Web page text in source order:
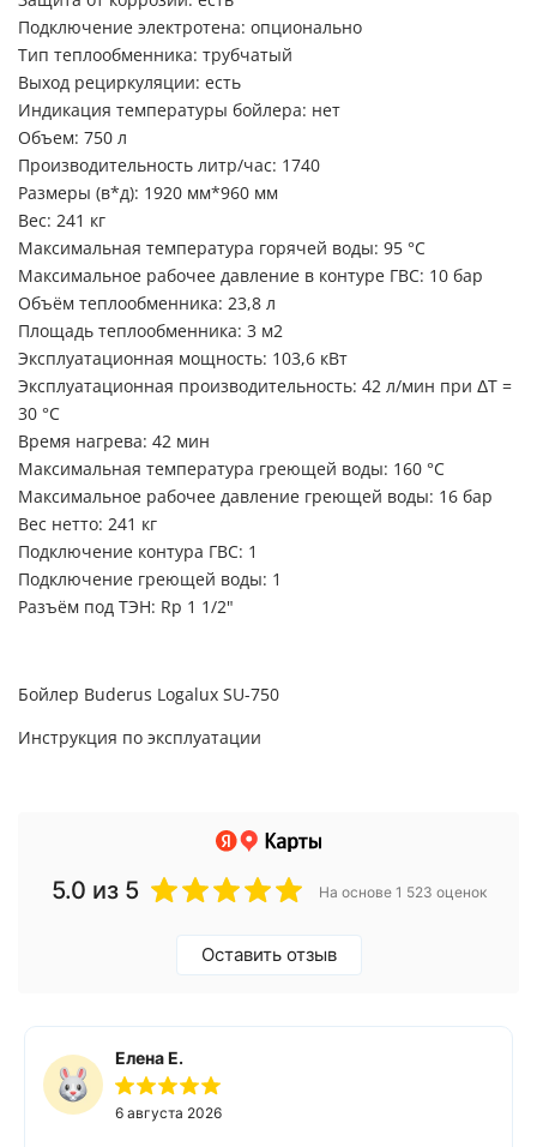
Подключение электротена: опционально
Тип теплообменника: трубчатый
Выход рециркуляции: есть
Индикация температуры бойлера: нет
Объем: 750 л
Производительность литр/час: 1740
Размеры (в*д): 1920 мм*960 мм
Вес: 241 кг
Максимальная температура горячей воды: 95 °C
Максимальное рабочее давление в контуре ГВС: 10 бар
Объём теплообменника: 23,8 л
Площадь теплообменника: 3 м2
Эксплуатационная мощность: 103,6 кВт
Эксплуатационная производительность: 42 л/мин при ΔT =
30 °C
Время нагрева: 42 мин
Максимальная температура греющей воды: 160 °C
Максимальное рабочее давление греющей воды: 16 бар
Вес нетто: 241 кг
Подключение контура ГВС: 1
Подключение греющей воды: 1
Разъём под ТЭН: Rp 1 1/2"
Бойлер Buderus Logalux SU-750
Инструкция по эксплуатации
5.0 из 5 На основе 1 523 оценок
Оставить отзыв
Елена Е.
6 августа 2026